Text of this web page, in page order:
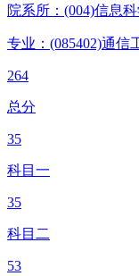
院系所：(004)信息
专业：(085402)通信
264
总分
35
科目一
35
科目二
53